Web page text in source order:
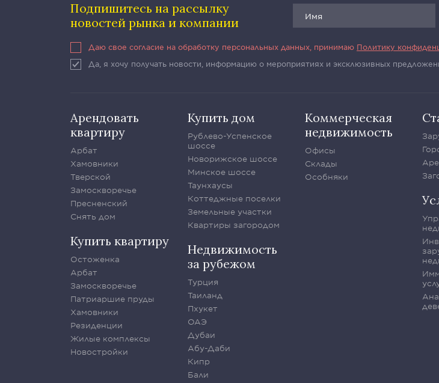
Подпишитесь на рассылку
новостей рынка и компании
Даю свое согласие на обработку персональных данных, принимаю Политику
Да, я хочу получать новости, информацию о мероприятиях и эксклюзивных
Арендовать
квартиру
Арбат
Хамовники
Тверской
Замоскворечье
Пресненский
Снять дом
Купить квартиру
Остоженка
Арбат
Замоскворечье
Патриаршие пруды
Хамовники
Резиденции
Жилые комплексы
Новостройки
Купить дом
Рублево-Успенское
шоссе
Новорижское шоссе
Минское шоссе
Таунхаусы
Коттеджные поселки
Земельные участки
Квартиры загородом
Недвижимость
за рубежом
Турция
Таиланд
Пхукет
ОАЭ
Дубаи
Абу-Даби
Кипр
Бали
Коммерческая
недвижимость
Офисы
Склады
Особняки